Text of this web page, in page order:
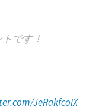
です！
JeRakfcoIX